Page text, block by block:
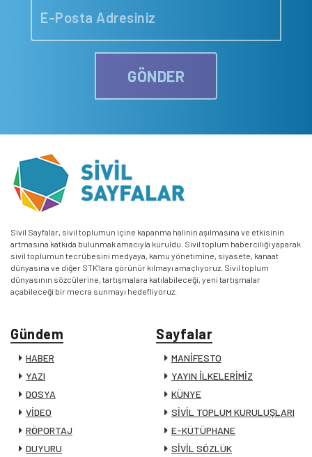
GÖNDER
Sivil Sayfalar, sivil toplumun içine kapanma halinin aşılmasına ve etkisinin
artmasına katkıda bulunmak amacıyla kuruldu. Sivil toplum haberciliği yaparak
sivil toplumun tecrübesini medyaya, kamu yönetimine, siyasete, kanaat
dünyasına ve diğer STK’lara görünür kılmayı amaçlıyoruz. Sivil toplum
dünyasının sözcülerine, tartışmalara katılabileceği, yeni tartışmalar
açabileceği bir mecra sunmayı hedefliyoruz.
Gündem
HABER
YAZI
DOSYA
VİDEO
RÖPORTAJ
DUYURU
Sayfalar
MANİFESTO
YAYIN İLKELERİMİZ
KÜNYE
SİVİL TOPLUM KURULUŞLARI
E-KÜTÜPHANE
SİVİL SÖZLÜK